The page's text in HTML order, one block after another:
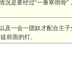
况是要经过“一番寒彻骨
及一会一团奴才配合主
前面的灯。